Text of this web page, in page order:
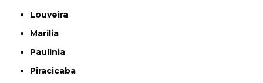
Louveira
Marília
Paulínia
Piracicaba